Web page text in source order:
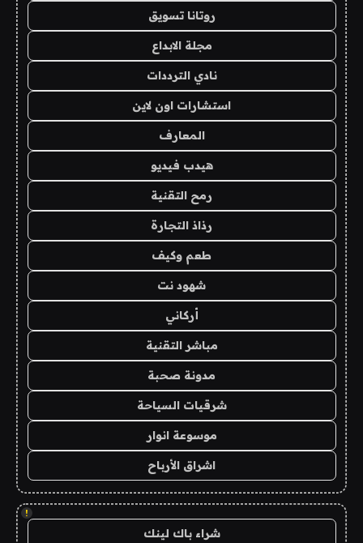
روتانا تسويق
مجلة الابداع
نادي الترددات
استشارات اون لاين
المعارف
هيدب فيديو
رمح التقنية
رذاذ التجارة
طعم وكيف
شهود نت
أركاني
مباشر التقنية
مدونة صحبة
شرقيات السياحة
موسوعة انوار
اشراق الأرباح
!
شراء باك لينك